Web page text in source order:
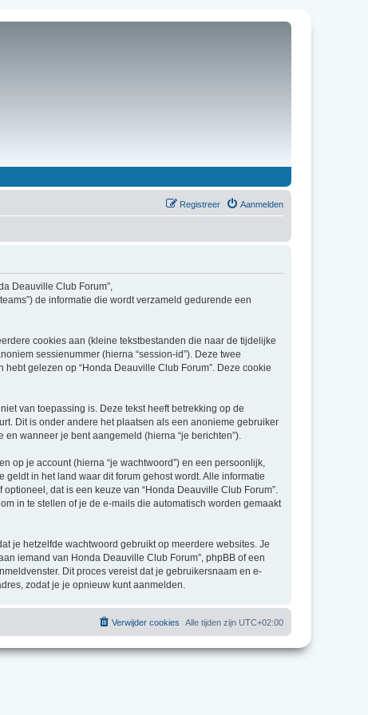
Aanmelden
Registreer
Deauville Club Forum”,
teams”) de informatie die wordt verzameld gedurende een
cookies aan (kleine tekstbestanden die naar de tijdelijke
sessienummer (hierna “session-id”). Deze twee
gelezen op “Honda Deauville Club Forum”. Deze cookie
van toepassing is. Deze tekst heeft betrekking op de
Dit is onder andere het plaatsen als een anonieme gebruiker
en wanneer je bent aangemeld (hierna “je berichten”).
op je account (hierna “je wachtwoord”) en een persoonlijk,
in het land waar dit forum gehost wordt. Alle informatie
dat is een keuze van “Honda Deauville Club Forum”.
in te stellen of je de e-mails die automatisch worden gemaakt
je hetzelfde wachtwoord gebruikt op meerdere websites. Je
iemand van Honda Deauville Club Forum”, phpBB of een
Dit proces vereist dat je gebruikersnaam en e-
zodat je je opnieuw kunt aanmelden.
Alle tijden zijn UTC+02:00
Verwijder cookies